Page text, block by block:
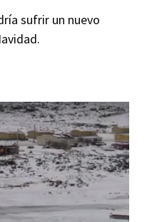
sufrir un nuevo